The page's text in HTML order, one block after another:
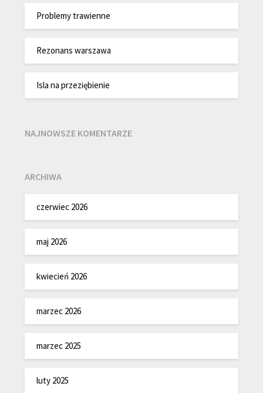
Problemy trawienne
Rezonans warszawa
Isla na przeziębienie
NAJNOWSZE KOMENTARZE
ARCHIWA
czerwiec 2026
maj 2026
kwiecień 2026
marzec 2026
marzec 2025
luty 2025